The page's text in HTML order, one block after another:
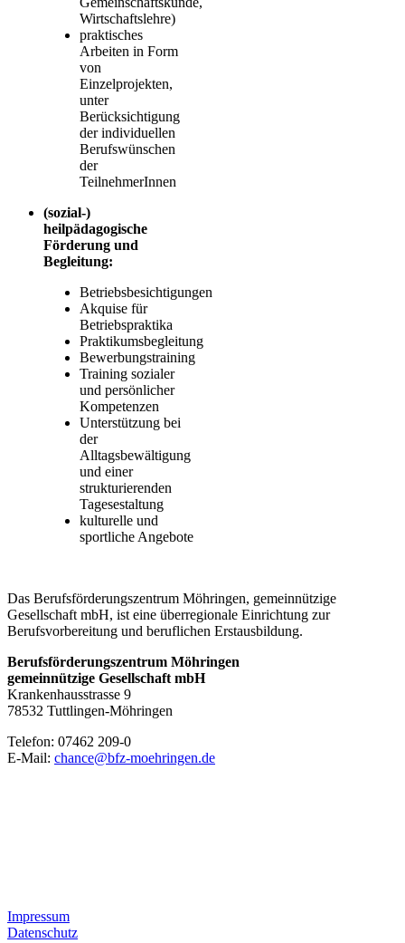
Wirtschaftslehre)
praktisches
Arbeiten in Form
von
Einzelprojekten,
unter
Berücksichtigung
der individuellen
Berufswünschen
der
TeilnehmerInnen
(sozial-)
heilpädagogische
Förderung und
Begleitung:
Betriebsbesichtigungen
Akquise für
Betriebspraktika
Praktikumsbegleitung
Bewerbungstraining
Training sozialer
und persönlicher
Kompetenzen
Unterstützung bei
der
Alltagsbewältigung
und einer
strukturierenden
Tagesestaltung
kulturelle und
sportliche Angebote
Das Berufsförderungszentrum Möhringen, gemeinnützige
Gesellschaft mbH, ist eine überregionale Einrichtung zur
Berufsvorbereitung und beruflichen Erstausbildung.
Berufsförderungszentrum Möhringen
gemeinnützige Gesellschaft mbH
Krankenhausstrasse 9
78532 Tuttlingen-Möhringen
Telefon: 07462 209-0
E-Mail: chance@bfz-moehringen.de
Impressum
Datenschutz